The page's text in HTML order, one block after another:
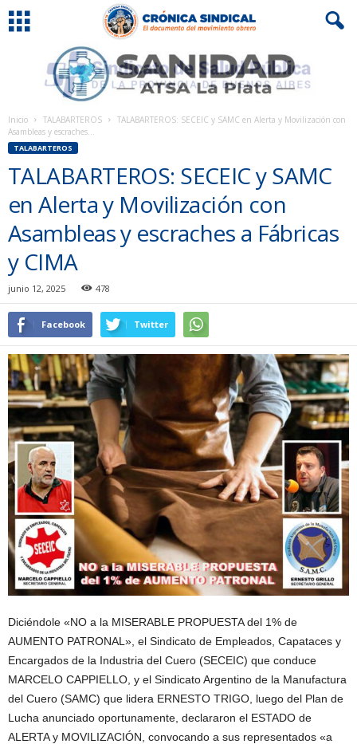
Inicio TALABARTEROS
TALABARTEROS: SECEIC y SAMC en Alerta y Movilización con
Asambleas y escraches...
TALABARTEROS
TALABARTEROS: SECEIC y SAMC
en Alerta y Movilización con
Asambleas y escraches a Fábricas
y CIMA
junio 12, 2025 478
Facebook Twitter
Diciéndole «NO a la MISERABLE PROPUESTA del 1% de
AUMENTO PATRONAL», el Sindicato de Empleados, Capataces y
Encargados de la Industria del Cuero (SECEIC) que conduce
MARCELO CAPPIELLO, y el Sindicato Argentino de la Manufactura
del Cuero (SAMC) que lidera ERNESTO TRIGO, luego del Plan de
Lucha anunciado oportunamente, declararon el ESTADO de
ALERTA y MOVILIZACIÓN, convocando a sus representados «a